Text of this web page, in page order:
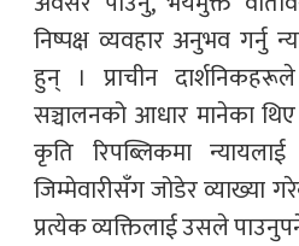
निष्पक्ष व्यवहार अनुभव गर्नु
हुन् । प्राचीन
सञ्चालनको आधार मानेका
कृति रिपब्लिकमा
जिम्मेवारीसँग जोडेर व्याख्या
प्रत्येक व्यक्तिलाई उसले